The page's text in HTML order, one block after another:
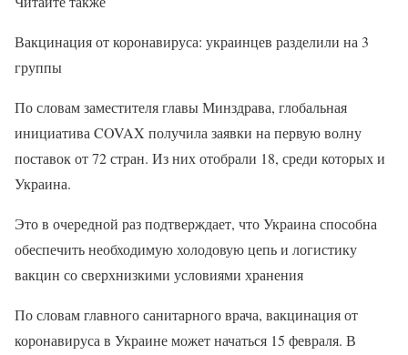
Вакцинация от коронавируса: украинцев разделили на 3
группы
По словам заместителя главы Минздрава, глобальная
инициатива COVAX получила заявки на первую волну
поставок от 72 стран. Из них отобрали 18, среди которых и
Украина.
Это в очередной раз подтверждает, что Украина способна
обеспечить необходимую холодовую цепь и логистику
вакцин со сверхнизкими условиями хранения
По словам главного санитарного врача, вакцинация от
коронавируса в Украине может начаться 15 февраля. В